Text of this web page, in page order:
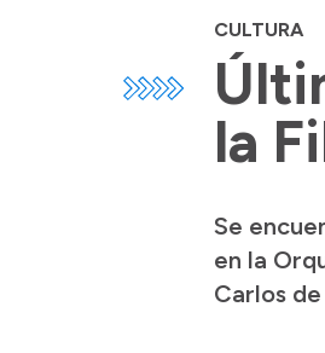
CULTURA
la
Se
en la
Carlos